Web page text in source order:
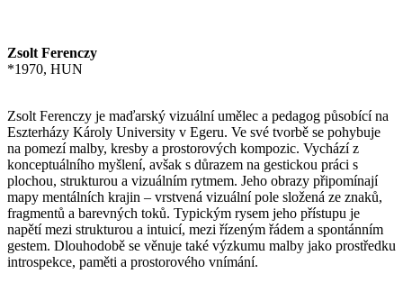
Zsolt Ferenczy
*1970, HUN
Zsolt Ferenczy je maďarský vizuální umělec a pedagog působící na
Eszterházy Károly University v Egeru. Ve své tvorbě se pohybuje
na pomezí malby, kresby a prostorových kompozic. Vychází z
konceptuálního myšlení, avšak s důrazem na gestickou práci s
plochou, strukturou a vizuálním rytmem. Jeho obrazy připomínají
mapy mentálních krajin – vrstvená vizuální pole složená ze znaků,
fragmentů a barevných toků. Typickým rysem jeho přístupu je
napětí mezi strukturou a intuicí, mezi řízeným řádem a spontánním
gestem. Dlouhodobě se věnuje také výzkumu malby jako prostředku
introspekce, paměti a prostorového vnímání.